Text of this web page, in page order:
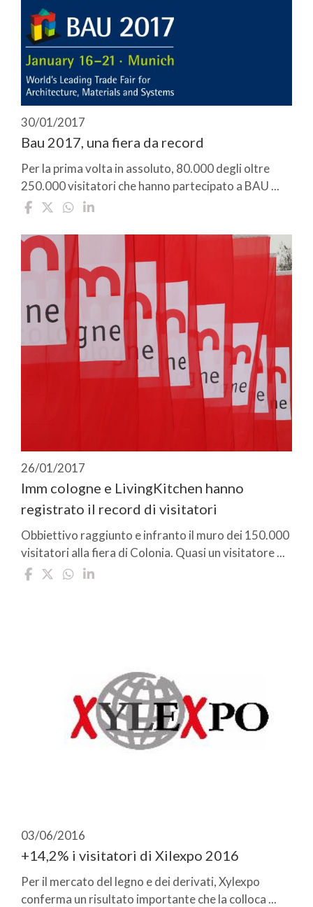
30/01/2017
Bau 2017, una fiera da record
Per la prima volta in assoluto, 80.000 degli oltre
250.000 visitatori che hanno partecipato a BAU ...
26/01/2017
Imm cologne e LivingKitchen hanno
registrato il record di visitatori
Obbiettivo raggiunto e infranto il muro dei 150.000
visitatori alla fiera di Colonia. Quasi un visitatore ...
03/06/2016
+14,2% i visitatori di Xilexpo 2016
Per il mercato del legno e dei derivati, Xylexpo
conferma un risultato importante che la colloca ...